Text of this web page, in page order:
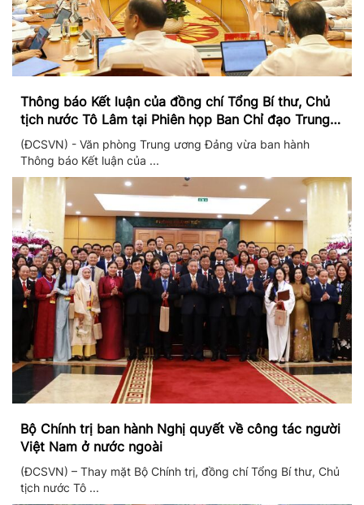
Thông báo Kết luận của đồng chí Tổng Bí thư, Chủ
tịch nước Tô Lâm tại Phiên họp Ban Chỉ đạo Trung
ương thực hiện Nghị quyết 57
(ĐCSVN) - Văn phòng Trung ương Đảng vừa ban hành
Thông báo Kết luận của ...
Bộ Chính trị ban hành Nghị quyết về công tác người
Việt Nam ở nước ngoài
(ĐCSVN) – Thay mặt Bộ Chính trị, đồng chí Tổng Bí thư, Chủ
tịch nước Tô ...